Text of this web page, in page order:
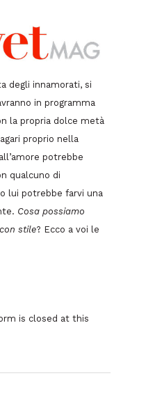
degli innamorati, si
in programma
la propria dolce metà
proprio nella
potrebbe
qualcuno di
lui potrebbe farvi una
Cosa possiamo
stile? Ecco a voi le
is closed at this